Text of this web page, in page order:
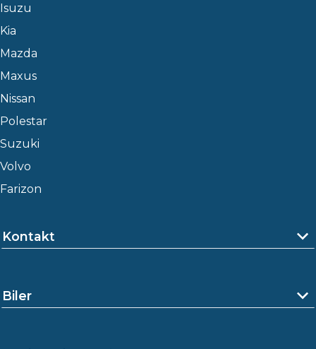
Isuzu
Kia
Mazda
Maxus
Nissan
Polestar
Suzuki
Volvo
Farizon
Kontakt
Biler